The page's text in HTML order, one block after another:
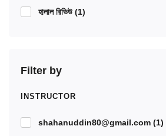
হালাল রিভিউ (1)
Filter by
INSTRUCTOR
shahanuddin80@gmail.com (1)